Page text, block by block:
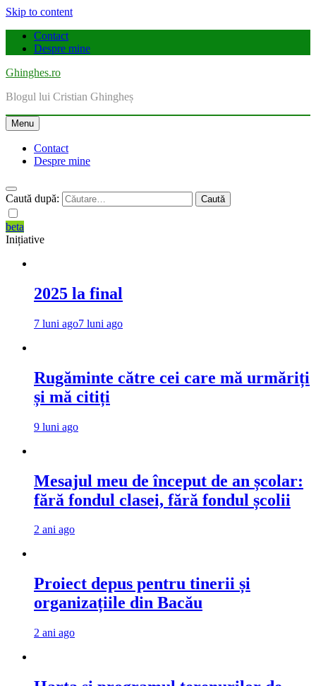
Skip to content
Contact
Despre mine
Ghinghes.ro
Blogul lui Cristian Ghingheș
Menu
Contact
Despre mine
Caută după:
beta
Inițiative
2025 la final
7 luni ago7 luni ago
Rugăminte către cei care mă urmăriți
și mă citiți
9 luni ago
Mesajul meu de început de an școlar:
fără fondul clasei, fără fondul școlii
2 ani ago
Proiect depus pentru tinerii și
organizațiile din Bacău
2 ani ago